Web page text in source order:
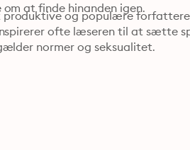
at finde hinanden igen.
produktive og populære
ofte læseren til at sætte
normer og seksualitet.